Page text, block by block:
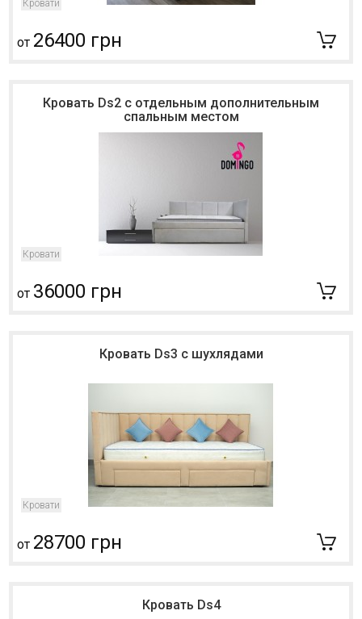
Кровати
от 26400 грн
Кровать Ds2 с отдельным дополнительным
спальным местом
Кровати
от 36000 грн
Кровать Ds3 с шухлядами
Кровати
от 28700 грн
Кровать Ds4